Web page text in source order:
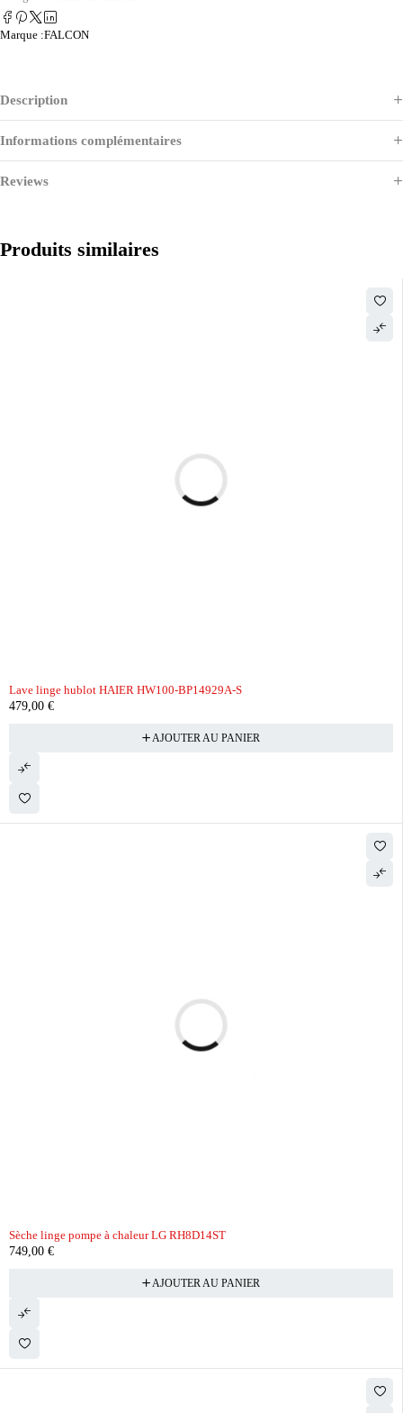
Marque :FALCON
Description
Informations complémentaires
Reviews
Produits similaires
Lave linge hublot HAIER HW100-BP14929A-S
479,00 €
AJOUTER AU PANIER
Sèche linge pompe à chaleur LG RH8D14ST
749,00 €
AJOUTER AU PANIER